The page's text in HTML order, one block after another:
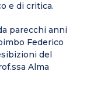
e di critica.
parecchi anni
Federico
del
Alma